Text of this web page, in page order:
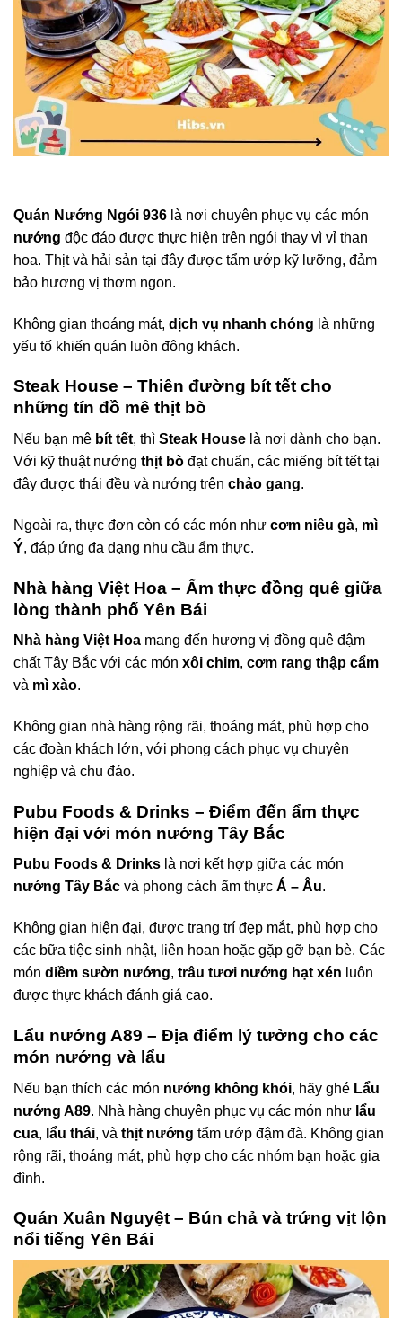
Quán Nướng Ngói 936 là nơi chuyên phục vụ các món
nướng độc đáo được thực hiện trên ngói thay vì vỉ than
hoa. Thịt và hải sản tại đây được tẩm ướp kỹ lưỡng, đảm
bảo hương vị thơm ngon.
Không gian thoáng mát, dịch vụ nhanh chóng là những
yếu tố khiến quán luôn đông khách.
Steak House – Thiên đường bít tết cho
những tín đồ mê thịt bò
Nếu bạn mê bít tết, thì Steak House là nơi dành cho bạn.
Với kỹ thuật nướng thịt bò đạt chuẩn, các miếng bít tết tại
đây được thái đều và nướng trên chảo gang.
Ngoài ra, thực đơn còn có các món như cơm niêu gà, mì
Ý, đáp ứng đa dạng nhu cầu ẩm thực.
Nhà hàng Việt Hoa – Ẩm thực đồng quê giữa
lòng thành phố Yên Bái
Nhà hàng Việt Hoa mang đến hương vị đồng quê đậm
chất Tây Bắc với các món xôi chim, cơm rang thập cẩm
và mì xào.
Không gian nhà hàng rộng rãi, thoáng mát, phù hợp cho
các đoàn khách lớn, với phong cách phục vụ chuyên
nghiệp và chu đáo.
Pubu Foods & Drinks – Điểm đến ẩm thực
hiện đại với món nướng Tây Bắc
Pubu Foods & Drinks là nơi kết hợp giữa các món
nướng Tây Bắc và phong cách ẩm thực Á – Âu.
Không gian hiện đại, được trang trí đẹp mắt, phù hợp cho
các bữa tiệc sinh nhật, liên hoan hoặc gặp gỡ bạn bè. Các
món diềm sườn nướng, trâu tươi nướng hạt xén luôn
được thực khách đánh giá cao.
Lẩu nướng A89 – Địa điểm lý tưởng cho các
món nướng và lẩu
Nếu bạn thích các món nướng không khói, hãy ghé Lẩu
nướng A89. Nhà hàng chuyên phục vụ các món như lẩu
cua, lẩu thái, và thịt nướng tẩm ướp đậm đà. Không gian
rộng rãi, thoáng mát, phù hợp cho các nhóm bạn hoặc gia
đình.
Quán Xuân Nguyệt – Bún chả và trứng vịt lộn
nổi tiếng Yên Bái